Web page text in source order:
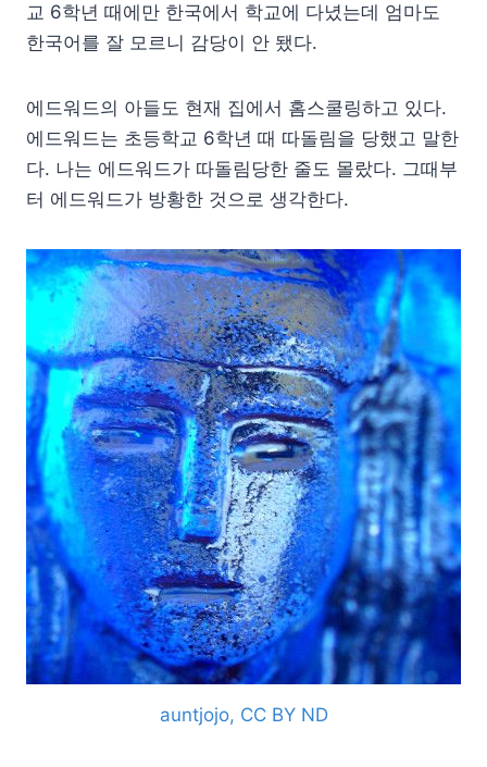
교 6학년 때에만 한국에서 학교에 다녔는데 엄마도
한국어를 잘 모르니 감당이 안 됐다.
에드워드의 아들도 현재 집에서 홈스쿨링하고 있다.
에드워드는 초등학교 6학년 때 따돌림을 당했고 말한
다. 나는 에드워드가 따돌림당한 줄도 몰랐다. 그때부
터 에드워드가 방황한 것으로 생각한다.
auntjojo, CC BY ND